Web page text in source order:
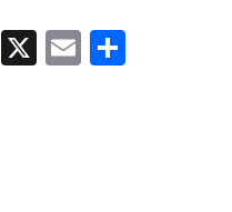
W
ha
X E
m